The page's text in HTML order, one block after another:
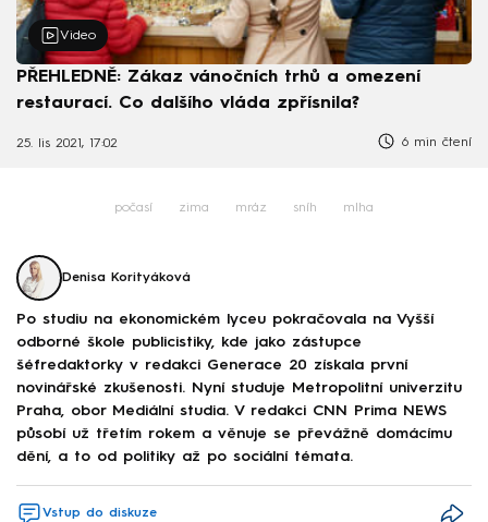
Video
PŘEHLEDNĚ: Zákaz vánočních trhů a omezení
restaurací. Co dalšího vláda zpřísnila?
25. lis 2021, 17:02 6 min čtení
počasí zima mráz sníh mlha
Denisa Korityáková
Po studiu na ekonomickém lyceu pokračovala na Vyšší
odborné škole publicistiky, kde jako zástupce
šéfredaktorky v redakci Generace 20 získala první
novinářské zkušenosti. Nyní studuje Metropolitní univerzitu
Praha, obor Mediální studia. V redakci CNN Prima NEWS
působí už třetím rokem a věnuje se převážně domácímu
dění, a to od politiky až po sociální témata.
Vstup do diskuze